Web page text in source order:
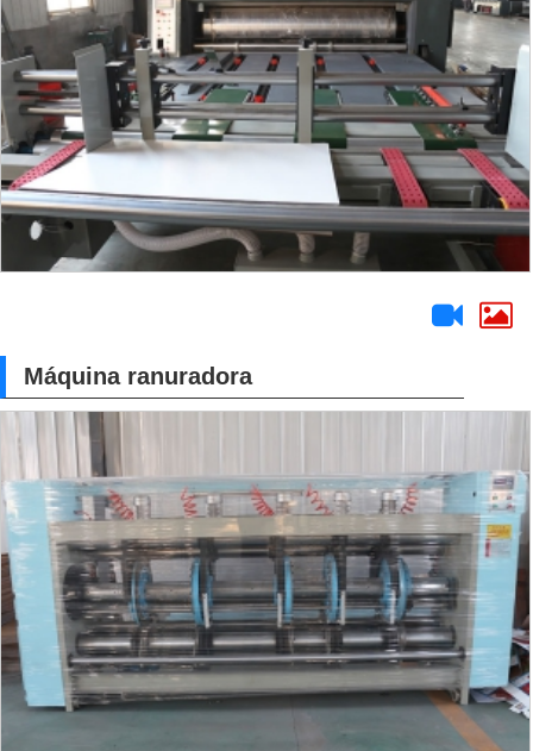
Máquina ranuradora